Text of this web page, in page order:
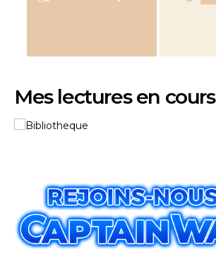
Mes lectures en cours